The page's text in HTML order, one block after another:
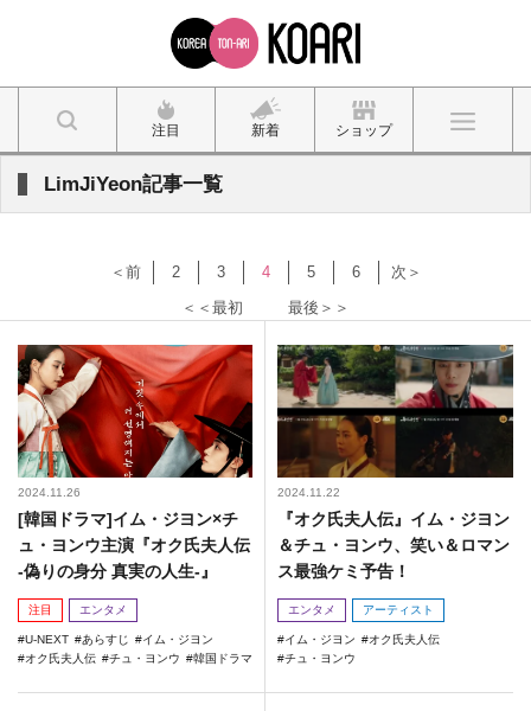
注目 新着 ショップ
LimJiYeon記事一覧
＜＜最初
＜前 2 3 4 5 6
次＞
最後＞＞
2024.11.26
[韓国ドラマ]イム・ジヨン×チ
ュ・ヨンウ主演『オク氏夫人伝
-偽りの身分 真実の人生-』
注目 エンタメ
U-NEXT あらすじ
イム・ジヨン
オク氏夫人伝
チュ・ヨンウ 韓国ドラマ
2024.11.22
『オク氏夫人伝』イム・ジヨン
＆チュ・ヨンウ、笑い＆ロマン
ス最強ケミ予告！
エンタメ アーティスト
イム・ジヨン
オク氏夫人伝
チュ・ヨンウ